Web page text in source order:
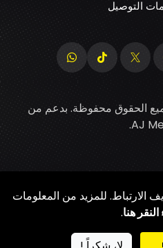
التوصيل
الحقوق محفوظة. بدعم من
AJ
.
الارتباط. للمزيد من المعلومات
هنا.